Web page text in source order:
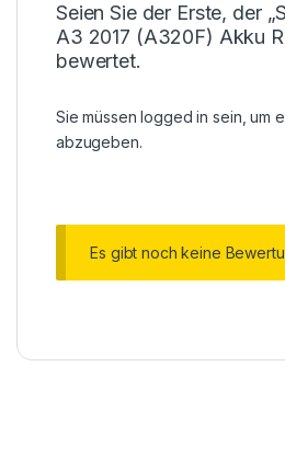
Seien Sie der Erste, der
A3 2017 (A320F) Akku
bewertet.
Sie müssenlogged in sein, um
abzugeben.
Es gibt noch keine